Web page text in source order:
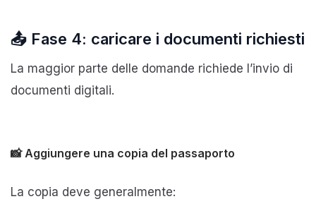
📤 Fase 4: caricare i documenti richiesti
La maggior parte delle domande richiede l’invio di
documenti digitali.
📸 Aggiungere una copia del passaporto
La copia deve generalmente: